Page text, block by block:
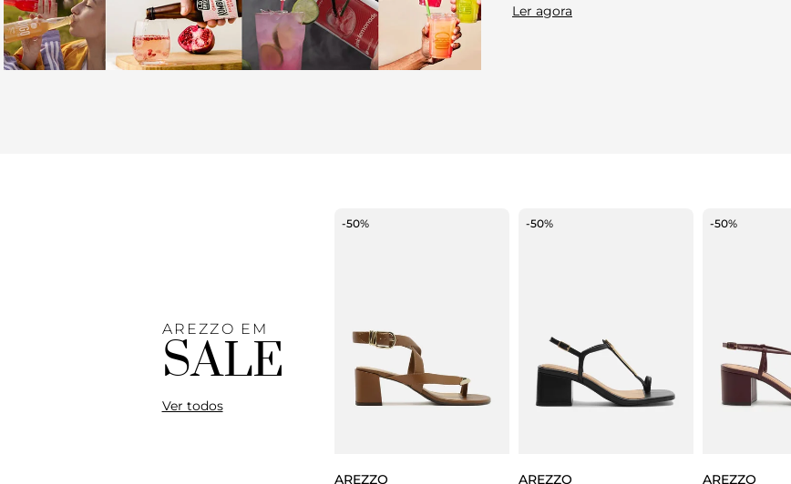
Ler agora
AREZZO EM
SALE
Ver todos
-50%
AREZZO
-50%
AREZZO
-50%
AREZZO